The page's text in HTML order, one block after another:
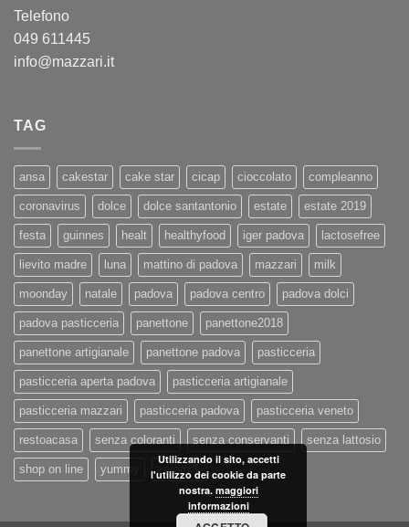
Telefono
049 611445
info@mazzari.it
TAG
ansa cakestar cake star cicap cioccolato compleanno
coronavirus dolce dolce santantonio estate estate 2019
festa guinnes healt healthyfood iger padova lactosefree
lievito madre luna mattino di padova mazzari milk
moonday natale padova padova centro padova dolci
padova pasticceria panettone panettone2018
panettone artigianale panettone padova pasticceria
pasticceria aperta padova pasticceria artigianale
pasticceria mazzari pasticceria padova pasticceria veneto
restoacasa senza coloranti senza conservanti senza lattosio
shop on line yummy zeromilk
Utilizzando il sito, accetti
l'utilizzo dei cookie da parte
nostra. maggiori
informazioni